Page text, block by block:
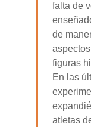
fal­ta de
de
figuras
En las
atletas